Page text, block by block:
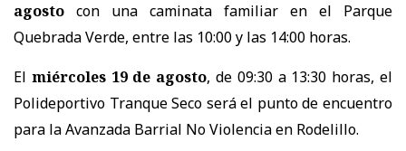
agosto con una caminata familiar en el Parque
Quebrada Verde, entre las 10:00 y las 14:00 horas.
El miércoles 19 de agosto, de 09:30 a 13:30 horas, el
Polideportivo Tranque Seco será el punto de encuentro
para la Avanzada Barrial No Violencia en Rodelillo.